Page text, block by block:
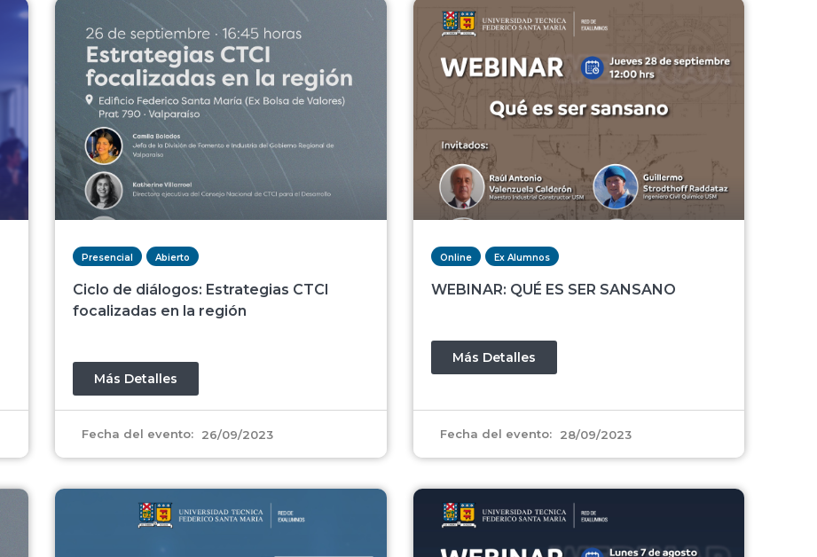
Presencial Abierto
Ciclo de diálogos: Estrategias CTCI
focalizadas en la región
Más Detalles
Fecha del evento: 26/09/2023
Online Ex Alumnos
WEBINAR: QUÉ ES SER SANSANO
Más Detalles
Fecha del evento: 28/09/2023